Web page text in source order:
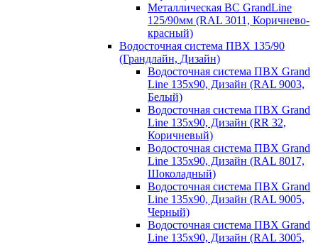
Металлическая ВС GrandLine
125/90мм (RAL 3011, Коричнево-
красный)
Водосточная система ПВХ 135/90
(Грандлайн, Дизайн)
Водосточная система ПВХ Grand
Line 135х90, Дизайн (RAL 9003,
Белый)
Водосточная система ПВХ Grand
Line 135х90, Дизайн (RR 32,
Коричневый)
Водосточная система ПВХ Grand
Line 135х90, Дизайн (RAL 8017,
Шоколадный)
Водосточная система ПВХ Grand
Line 135х90, Дизайн (RAL 9005,
Черный)
Водосточная система ПВХ Grand
Line 135х90, Дизайн (RAL 3005,